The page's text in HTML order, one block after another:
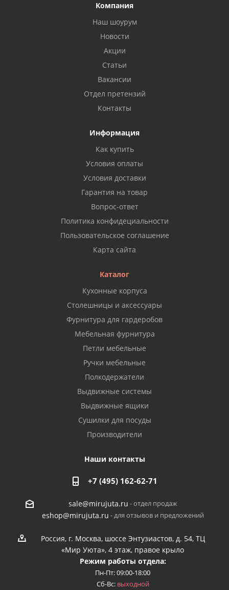
Компания
Наш шоурум
Новости
Акции
Статьи
Вакансии
Отдел претензий
Контакты
Информация
Как купить
Условия оплаты
Условия доставки
Гарантия на товар
Вопрос-ответ
Политика конфидециальности
Пользовательское соглашение
Карта сайта
Каталог
Кухонные корпуса
Столешницы и аксессуары
Фурнитура для гардеробов
Мебельная фурнитура
Петли мебельные
Ручки мебельные
Полкодержатели
Выдвижные системы
Выдвижные ящики
Сушилки для посуды
Производители
Наши контакты
+7 (495) 162-62-71
sale@mirujuta.ru - отдел продаж
eshop@mirujuta.ru - для отзывов и предложений
Россия, г. Москва, шоссе Энтузиастов, д. 54, ТЦ
«Мир Уюта», 4 этаж, правое крыло
Режим работы отдела:
Пн-Пт: 09:00-18:00
Сб-Вс: выходной